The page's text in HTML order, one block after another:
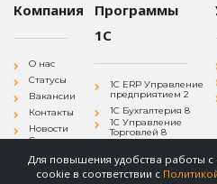
Компания
О нас
Статусы
Вакансии
Контакты
Новости
Согласие на
персональных
данных
Программы
1С
1С ERP Управление
предприятием 2
1С Бухгалтерия 8
1С Управление
Торговлей 8
Управление
Персоналом 8
1С
Для повышения удобства работы
cookie в соответствии с